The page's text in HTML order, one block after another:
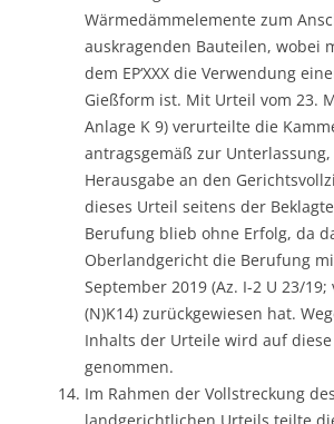
Wärmedämmelemente zum
auskragenden Bauteilen, wobei
dem EP‘XXX die Verwendung
Gießform ist. Mit Urteil vom 23.
Anlage K 9) verurteilte die
antragsgemäß zur
Herausgabe an den
dieses Urteil seitens der
Berufung blieb ohne Erfolg, da
Oberlandgericht die Berufung
September 2019 (Az. I-2 U 23/19;
(N)K14) zurückgewiesen hat.
Inhalts der Urteile wird auf diese
genommen.
Im Rahmen der Vollstreckung des
landgerichtlichen Urteils teilte